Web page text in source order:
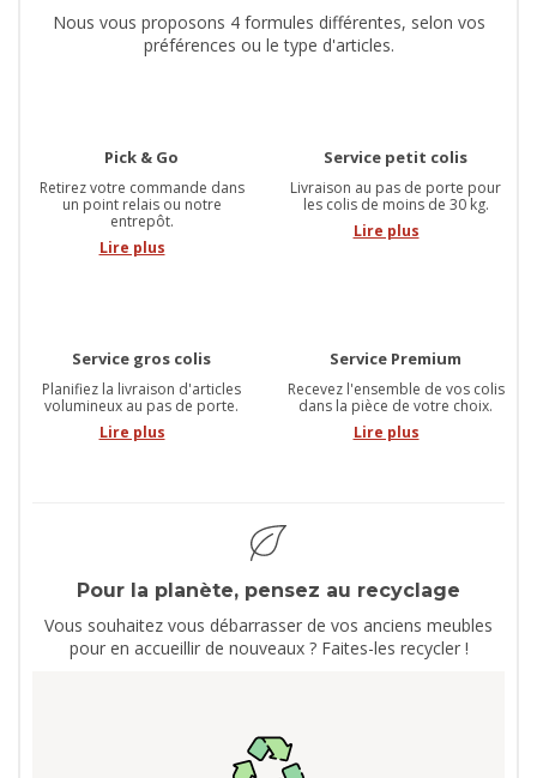
Nous vous proposons 4 formules différentes, selon vos
préférences ou le type d'articles.
Pick & Go
Retirez votre commande dans
un point relais ou notre
entrepôt.
Lire plus
Service petit colis
Livraison au pas de porte pour
les colis de moins de 30 kg.
Lire plus
Service gros colis
Planifiez la livraison d'articles
volumineux au pas de porte.
Lire plus
Service Premium
Recevez l'ensemble de vos colis
dans la pièce de votre choix.
Lire plus
Pour la planète, pensez au recyclage
Vous souhaitez vous débarrasser de vos anciens meubles
pour en accueillir de nouveaux ? Faites-les recycler !